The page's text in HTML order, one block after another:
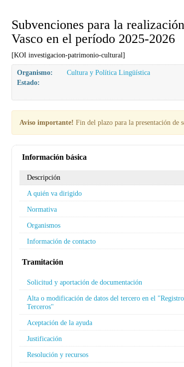
Subvenciones para la
Vasco en el período 2025-2026
[KOI investigacion-patrimonio-cultural]
Organismo:
Cultura y Política Lingüística
Estado:
Aviso importante! Fin del plazo para la presentación de
Información básica
Descripción
A quién va dirigido
Normativa
Organismos
Información de contacto
Tramitación
Solicitud y aportación de documentación
Alta o modificación de datos del tercero en el
Terceros"
Aceptación de la ayuda
Justificación
Resolución y recursos